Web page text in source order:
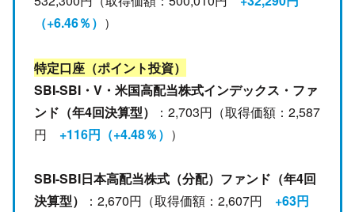
（+6.46％） ）
特定口座（ポイント投資）
SBI-SBI・V・米国高配当株式インデックス・ファ
ンド（年4回決算型）
：2,703円（取得価額：2,587
円 +116円（+4.48％） ）
SBI-SBI日本高配当株式（分配）ファンド（年4回
決算型）
：2,670円（取得価額：2,607円 +63円